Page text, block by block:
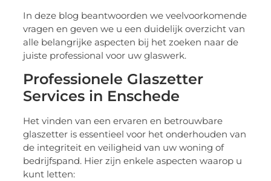
In deze blog beantwoorden we veelvoorkomende
vragen en geven we u een duidelijk overzicht van
alle belangrijke aspecten bij het zoeken naar de
juiste professional voor uw glaswerk.
Professionele Glaszetter
Services in Enschede
Het vinden van een ervaren en betrouwbare
glaszetter is essentieel voor het onderhouden van
de integriteit en veiligheid van uw woning of
bedrijfspand. Hier zijn enkele aspecten waarop u
kunt letten: